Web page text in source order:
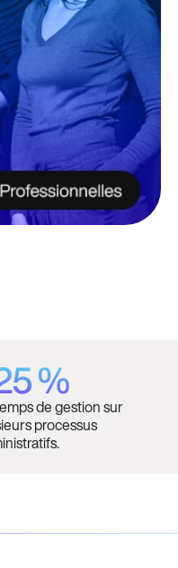
%
de gestion sur
processus